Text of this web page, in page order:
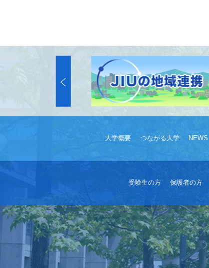
大学概要 つながる大学 NEWS
受験生の方 保護者の方